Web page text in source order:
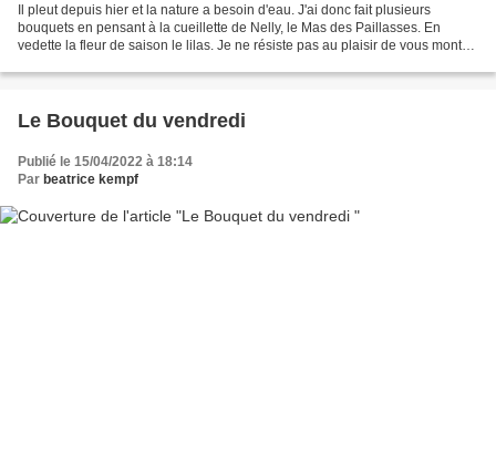
Il pleut depuis hier et la nature a besoin d'eau. J'ai donc fait plusieurs
bouquets en pensant à la cueillette de Nelly, le Mas des Paillasses. En
vedette la fleur de saison le lilas. Je ne résiste pas au plaisir de vous montrer
Le Bouquet du vendredi
Publié le 15/04/2022 à 18:14
Par beatrice kempf